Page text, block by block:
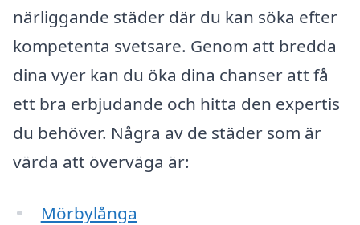
närliggande städer där du kan söka efter
kompetenta svetsare. Genom att bredda
dina vyer kan du öka dina chanser att få
ett bra erbjudande och hitta den expertis
du behöver. Några av de städer som är
värda att överväga är:
Mörbylånga